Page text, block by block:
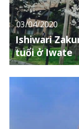
03/04/2020
Ishiwari
tuổi ở Iwate